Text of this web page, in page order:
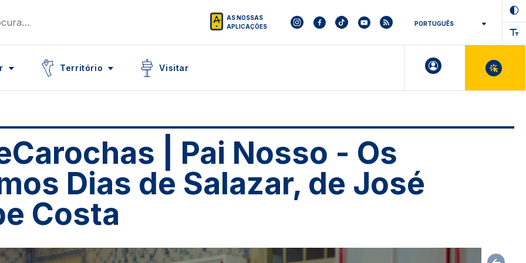
AS NOSSAS
APLICAÇÕES
Território
Icon Visitar
Icon
| Pai Nosso - Os
Dias de Salazar, de José
Costa